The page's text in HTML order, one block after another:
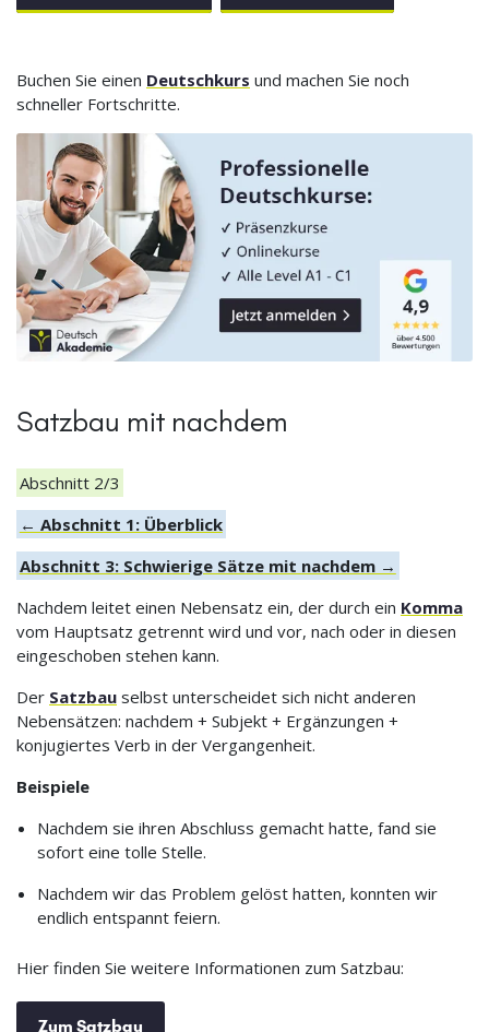
Buchen Sie einen Deutschkurs und machen Sie noch
schneller Fortschritte.
Satzbau mit nachdem
Abschnitt 2/3
← Abschnitt 1: Überblick
Abschnitt 3: Schwierige Sätze mit nachdem →
Nachdem leitet einen Nebensatz ein, der durch ein Komma
vom Hauptsatz getrennt wird und vor, nach oder in diesen
eingeschoben stehen kann.
Der Satzbau selbst unterscheidet sich nicht anderen
Nebensätzen: nachdem + Subjekt + Ergänzungen +
konjugiertes Verb in der Vergangenheit.
Beispiele
Nachdem sie ihren Abschluss gemacht hatte, fand sie
sofort eine tolle Stelle.
Nachdem wir das Problem gelöst hatten, konnten wir
endlich entspannt feiern.
Hier finden Sie weitere Informationen zum Satzbau:
Zum Satzbau